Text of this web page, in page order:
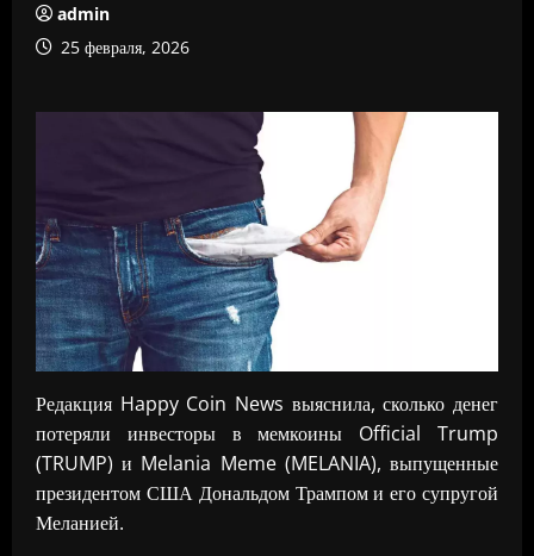
admin
25 февраля, 2026
Редакция Happy Coin News выяснила, сколько денег
потеряли инвесторы в мемкоины Official Trump
(TRUMP) и Melania Meme (MELANIA), выпущенные
президентом США Дональдом Трампом и его супругой
Меланией.